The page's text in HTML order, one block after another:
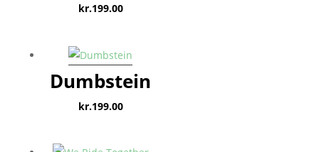
kr.199.00
Dumbstein
kr.199.00